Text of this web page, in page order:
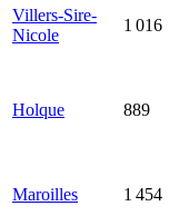
Villers-Sire-
Nicole
1 016
Holque 889
Maroilles 1 454